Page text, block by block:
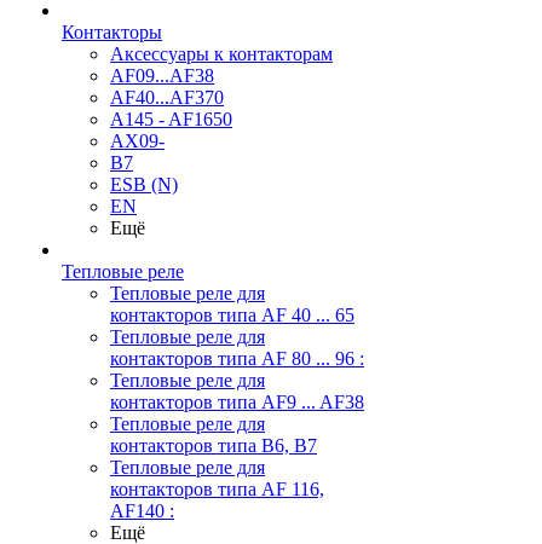
Контакторы
Аксессуары к контакторам
AF09...AF38
AF40...AF370
A145 - AF1650
AX09-
B7
ESB (N)
EN
Ещё
Тепловые реле
Тепловые реле для
контакторов типа AF 40 ... 65
Тепловые реле для
контакторов типа AF 80 ... 96 :
Тепловые реле для
контакторов типа AF9 ... AF38
Тепловые реле для
контакторов типа В6, В7
Тепловые реле для
контакторов типа AF 116,
AF140 :
Ещё